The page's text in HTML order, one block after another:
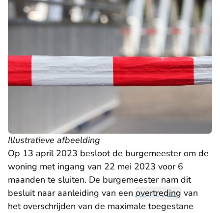
Illustratieve afbeelding
Op 13 april 2023 besloot de burgemeester om de
woning met ingang van 22 mei 2023 voor 6
maanden te sluiten. De burgemeester nam dit
besluit naar aanleiding van een overtreding van
het overschrijden van de maximale toegestane